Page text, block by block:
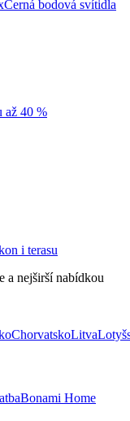
Černá bodová svítidla
až 40 %
i terasu
a nejširší nabídkou
ChorvatskoLitva
Bonami Home